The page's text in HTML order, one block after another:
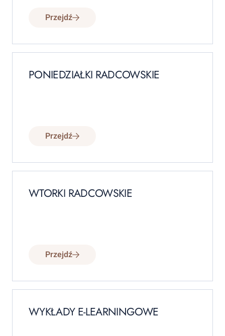
Przejdź
PONIEDZIAŁKI RADCOWSKIE
Przejdź
WTORKI RADCOWSKIE
Przejdź
WYKŁADY E-LEARNINGOWE